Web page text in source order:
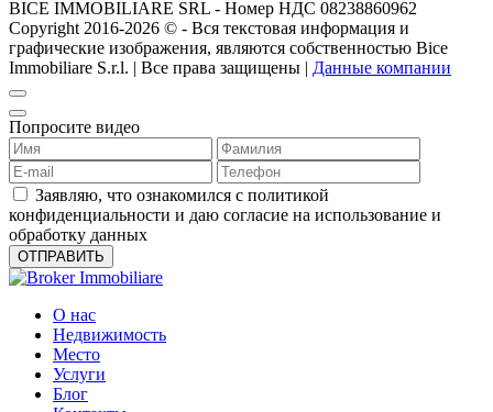
BICE IMMOBILIARE SRL - Номер НДС 08238860962
Copyright 2016-2026 ©️ - Вся текстовая информация и
графические изображения, являются собственностью Bice
Immobiliare S.r.l. | Все права защищены | Данные компании
Попросите видео
Заявляю, что ознакомился с политикой
конфиденциальности и даю согласие на использование и
обработку данных
О нас
Недвижимость
Место
Услуги
Блог